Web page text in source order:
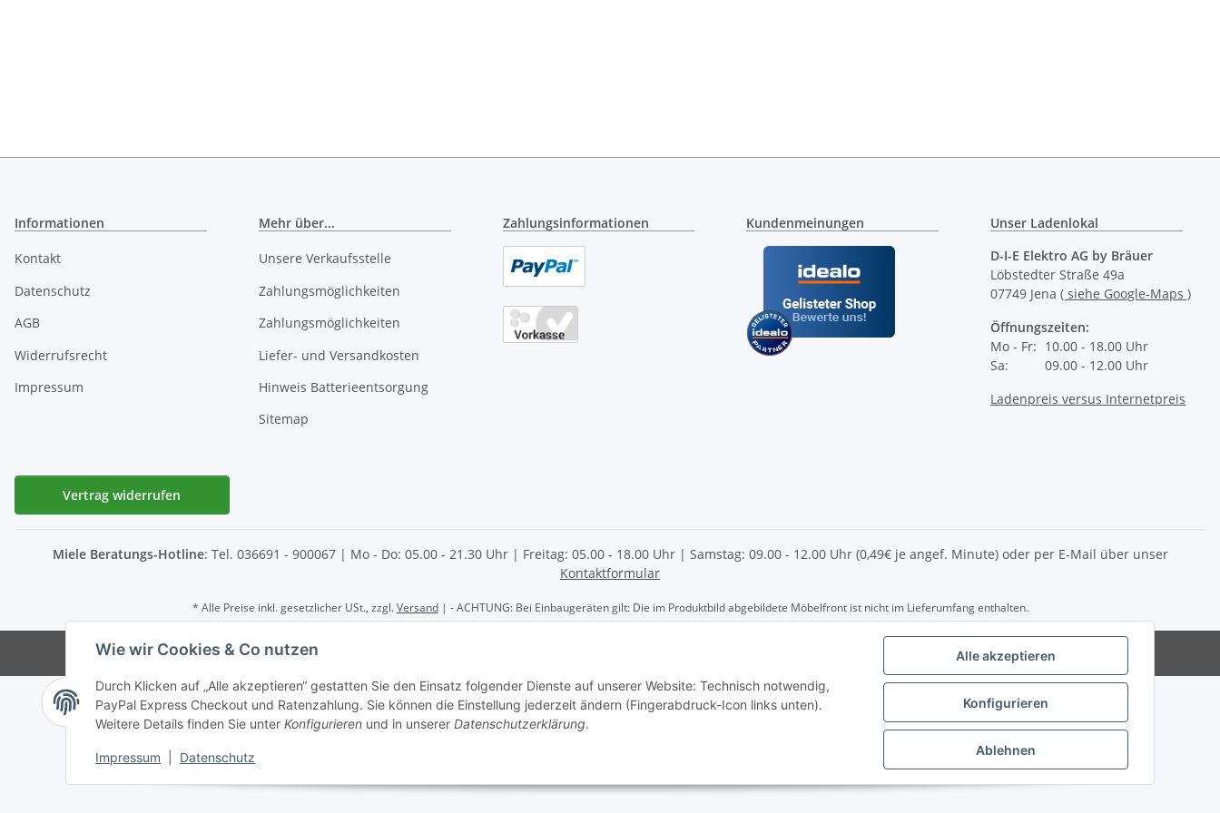
Alle akzeptieren
Konfigurieren
Ablehnen
Wie wir Cookies & Co nutzen
Durch Klicken auf „Alle akzeptieren“ gestatten Sie den Einsatz folgender Dienste auf unserer Website: Technisch notwendig,
PayPal Express Checkout und Ratenzahlung. Sie können die Einstellung jederzeit ändern (Fingerabdruck-Icon links unten).
Weitere Details finden Sie unter Konfigurieren und in unserer Datenschutzerklärung.
Impressum Datenschutz
Informationen
Kontakt
Datenschutz
AGB
Widerrufsrecht
Impressum
Mehr über...
Unsere Verkaufsstelle
Zahlungsmöglichkeiten
Zahlungsmöglichkeiten
Liefer- und Versandkosten
Hinweis Batterieentsorgung
Sitemap
Zahlungsinformationen Kundenmeinungen
Unser Ladenlokal
D-I-E Elektro AG by Bräuer
Löbstedter Straße 49a
07749 Jena( siehe Google-Maps )
Öffnungszeiten:
Mo - Fr: 10.00 - 18.00 Uhr
Sa:
09.00 - 12.00 Uhr
Ladenpreis versus Internetpreis
Vertrag widerrufen
Miele Beratungs-Hotline: Tel. 036691 - 900067 | Mo - Do: 05.00 - 21.30 Uhr | Freitag: 05.00 - 18.00 Uhr | Samstag: 09.00 - 12.00 Uhr (0,49€ je angef. Minute) oder per E-Mail über unser
Kontaktformular
* Alle Preise inkl. gesetzlicher USt., zzgl.Versand| - ACHTUNG: Bei Einbaugeräten gilt: Die im Produktbild abgebildete Möbelfront ist nicht im Lieferumfang enthalten.